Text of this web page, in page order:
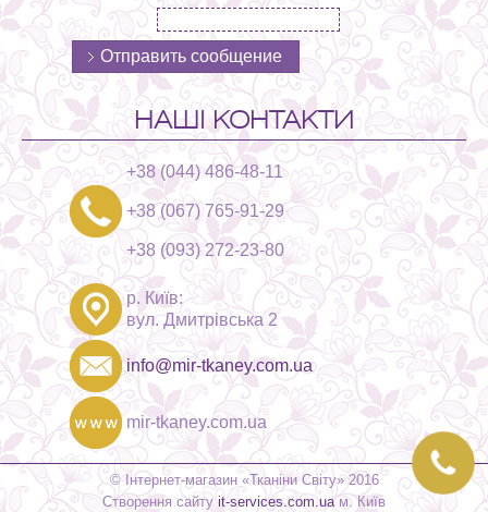
НАШІ КОНТАКТИ
+38 (044) 486-48-11
+38 (067) 765-91-29
+38 (093) 272-23-80
р. Київ:
вул. Дмитрівська 2
info@mir-tkaney.com.ua
mir-tkaney.com.ua
© Інтернет-магазин «Тканіни Світу» 2016
Створення сайтуit-services.com.uaм. Київ